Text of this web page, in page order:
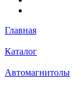
Главная
Каталог
Автомагнитолы